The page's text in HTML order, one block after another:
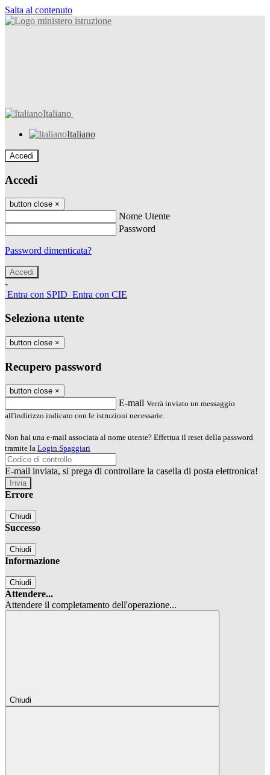
Salta al contenuto
Italiano
Italiano
Accedi
Accedi
button close ×
Nome Utente
Password
Password dimenticata?
-
Entra con SPID Entra con CIE
Seleziona utente
button close ×
Recupero password
button close ×
E-mail Verrà inviato un messaggio
all'indirizzo indicato con le istruzioni necessarie.
Non hai una e-mail associata al nome utente? Effettua il reset della password
tramite la Login Spaggiari
E-mail inviata, si prega di controllare la casella di posta elettronica!
Errore
Chiudi
Successo
Chiudi
Informazione
Chiudi
Attendere...
Attendere il completamento dell'operazione...
Chiudi